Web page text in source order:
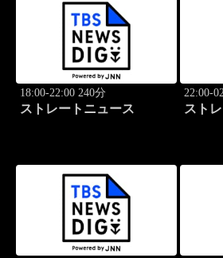
18:00-22:00 240分
ストレートニュース
22:00-
スト